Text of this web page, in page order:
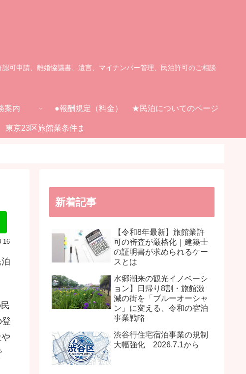
可申請、離婚協議書、遺言、マイナンバー管理、民泊許可のご相談
案内 ●報酬規定（料金） ★民泊についてのページ
東京23区旅館業条件ま
16
新着記事
【令和8年最新】旅館業許
可の審査が厳格化｜建築士
の証明書が求められるケー
スとは
水郷潮来の観光イノベーシ
ョン】日帰り8割・旅館激
減の街を「ブルーオーシャ
ン」に変える、令和の宿泊
事業戦略
渋谷行住宅宿泊事業の規制
大幅強化 2026.7.1から